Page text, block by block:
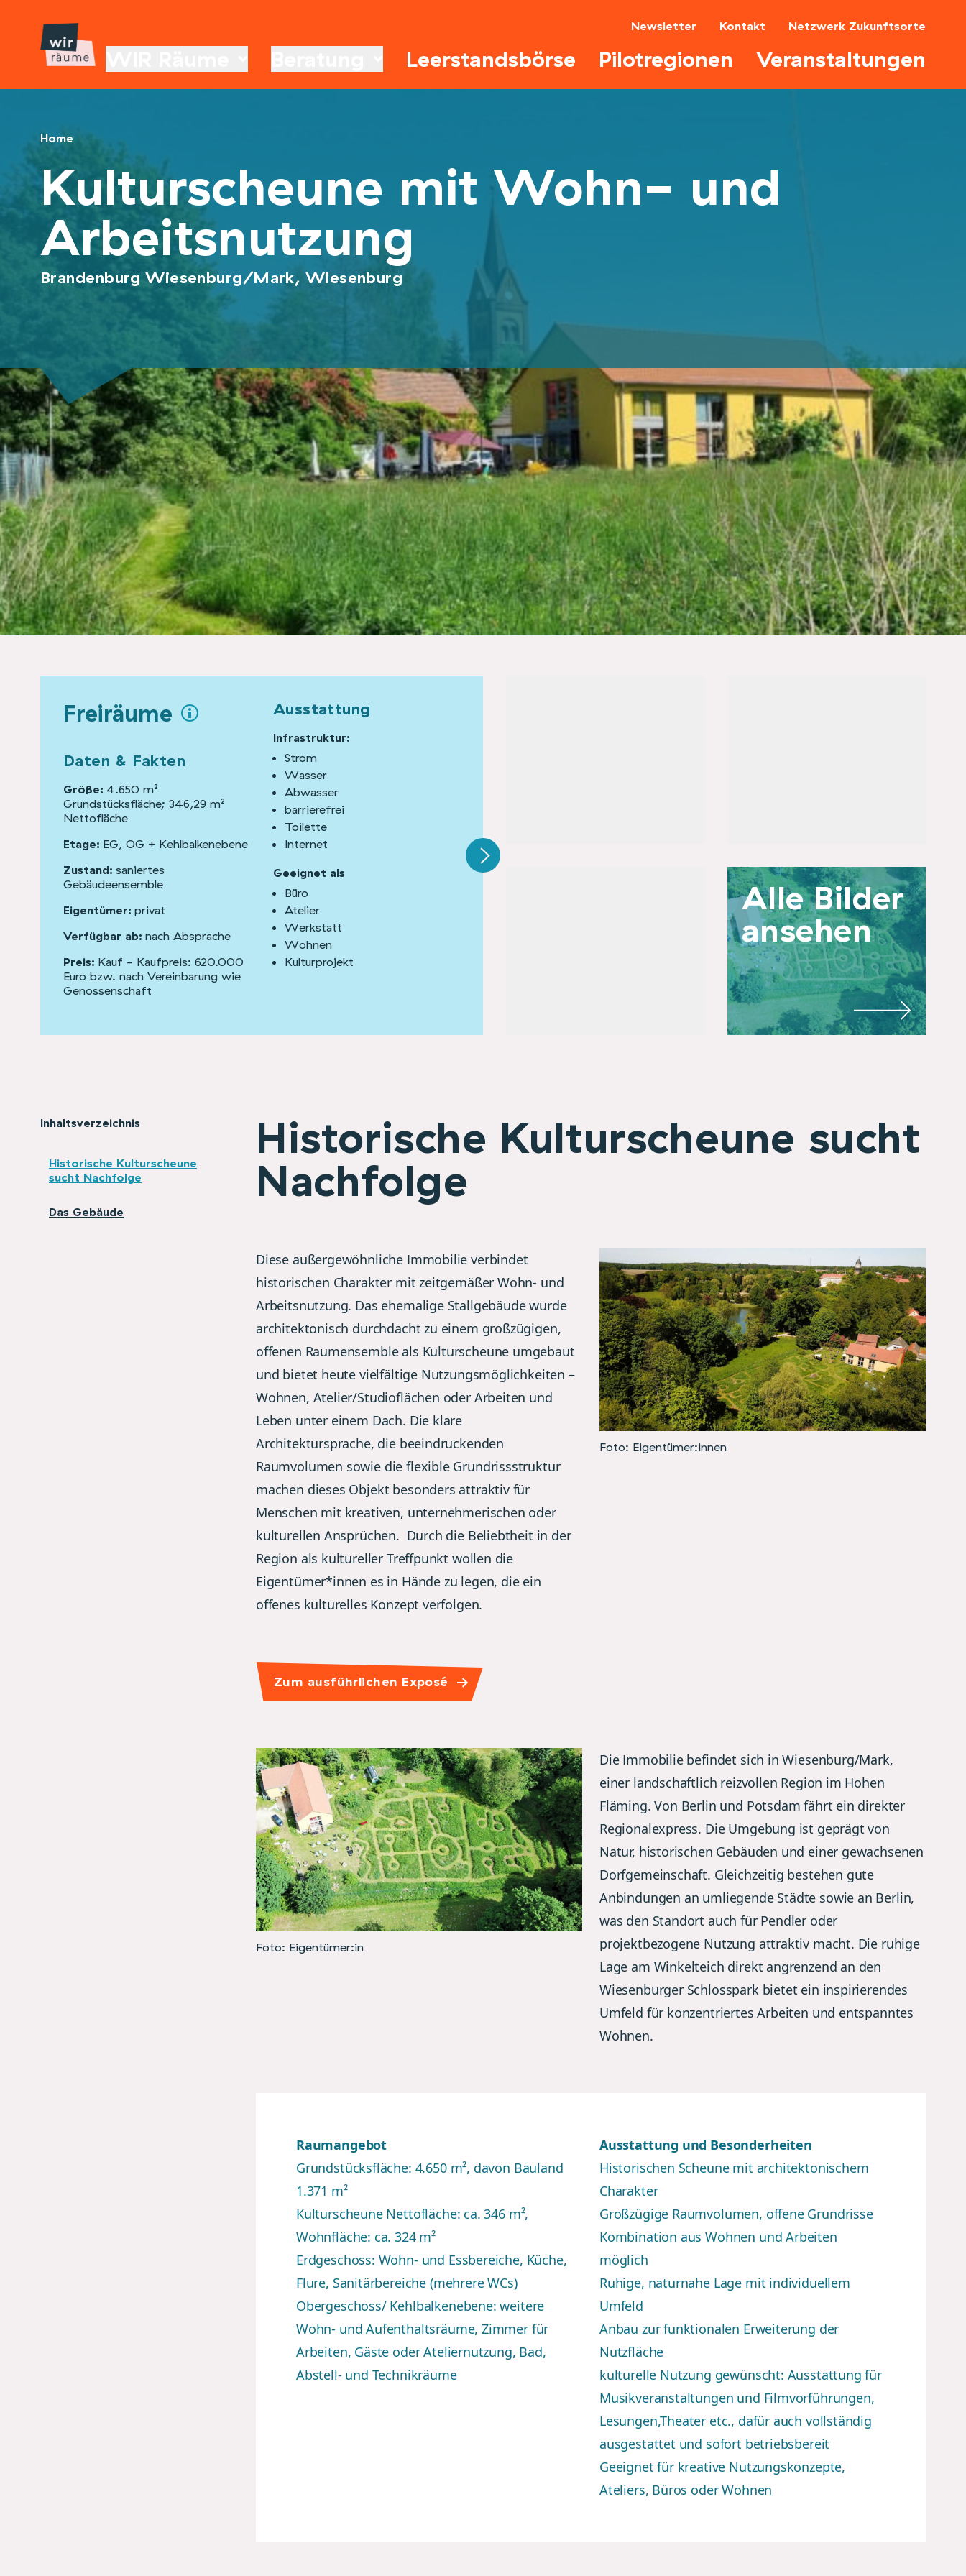
Newsletter Kontakt Netzwerk Zukunftsorte
Leerstandsbörse Pilotregionen Veranstaltungen
Home
Kulturscheune mit Wohn- und
Arbeitsnutzung
Brandenburg Wiesenburg/Mark, Wiesenburg
Alle Bilder
ansehen
Freiräume
Daten & Fakten
Größe: 4.650 m²
Grundstücksfläche; 346,29 m²
Nettofläche
Etage: EG, OG + Kehlbalkenebene
Zustand: saniertes
Gebäudeensemble
Eigentümer: privat
Verfügbar ab: nach Absprache
Preis: Kauf - Kaufpreis: 620.000
Euro bzw. nach Vereinbarung wie
Genossenschaft
Ausstattung
Infrastruktur:
Strom
Wasser
Abwasser
barrierefrei
Toilette
Internet
Geeignet als
Büro
Atelier
Werkstatt
Wohnen
Kulturprojekt
Inhaltsverzeichnis
Historische Kulturscheune
sucht Nachfolge
Das Gebäude
Historische Kulturscheune sucht
Nachfolge
Diese außergewöhnliche Immobilie verbindet
historischen Charakter mit zeitgemäßer Wohn- und
Arbeitsnutzung. Das ehemalige Stallgebäude wurde
architektonisch durchdacht zu einem großzügigen,
offenen Raumensemble als Kulturscheune umgebaut
und bietet heute vielfältige Nutzungsmöglichkeiten –
Wohnen, Atelier/Studioflächen oder Arbeiten und
Leben unter einem Dach. Die klare
Architektursprache, die beeindruckenden
Raumvolumen sowie die flexible Grundrissstruktur
machen dieses Objekt besonders attraktiv für
Menschen mit kreativen, unternehmerischen oder
kulturellen Ansprüchen. Durch die Beliebtheit in der
Region als kultureller Treffpunkt wollen die
Eigentümer*innen es in Hände zu legen, die ein
offenes kulturelles Konzept verfolgen.
Foto: Eigentümer:innen
Zum ausführlichen Exposé
Foto: Eigentümer:in
Die Immobilie befindet sich in Wiesenburg/Mark,
einer landschaftlich reizvollen Region im Hohen
Fläming. Von Berlin und Potsdam fährt ein direkter
Regionalexpress. Die Umgebung ist geprägt von
Natur, historischen Gebäuden und einer gewachsenen
Dorfgemeinschaft. Gleichzeitig bestehen gute
Anbindungen an umliegende Städte sowie an Berlin,
was den Standort auch für Pendler oder
projektbezogene Nutzung attraktiv macht. Die ruhige
Lage am Winkelteich direkt angrenzend an den
Wiesenburger Schlosspark bietet ein inspirierendes
Umfeld für konzentriertes Arbeiten und entspanntes
Wohnen.
Raumangebot
Grundstücksfläche: 4.650 m², davon Bauland
1.371 m²
Kulturscheune Nettofläche: ca. 346 m²,
Wohnfläche: ca. 324 m²
Erdgeschoss: Wohn- und Essbereiche, Küche,
Flure, Sanitärbereiche (mehrere WCs)
Obergeschoss/ Kehlbalkenebene: weitere
Wohn- und Aufenthaltsräume, Zimmer für
Arbeiten, Gäste oder Ateliernutzung, Bad,
Abstell- und Technikräume
Ausstattung und Besonderheiten
Historischen Scheune mit architektonischem
Charakter
Großzügige Raumvolumen, offene Grundrisse
Kombination aus Wohnen und Arbeiten
möglich
Ruhige, naturnahe Lage mit individuellem
Umfeld
Anbau zur funktionalen Erweiterung der
Nutzfläche
kulturelle Nutzung gewünscht: Ausstattung für
Musikveranstaltungen und Filmvorführungen,
Lesungen,Theater etc., dafür auch vollständig
ausgestattet und sofort betriebsbereit
Geeignet für kreative Nutzungskonzepte,
Ateliers, Büros oder Wohnen